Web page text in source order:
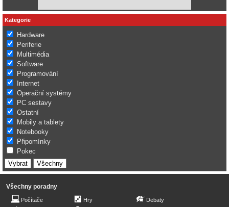
Kategorie
Hardware
Periferie
Multimédia
Software
Programování
Internet
Operační systémy
PC sestavy
Ostatní
Mobily a tablety
Notebooky
Připomínky
Pokec
Všechny poradny
Počítače Hry Debaty